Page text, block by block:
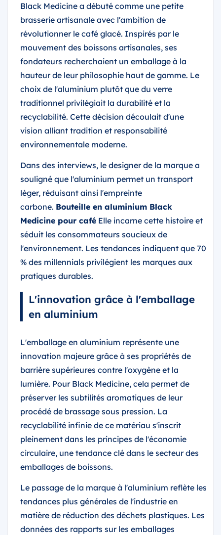
Black Medicine a débuté comme une petite
brasserie artisanale avec l'ambition de
révolutionner le café glacé. Inspirés par le
mouvement des boissons artisanales, ses
fondateurs recherchaient un emballage à la
hauteur de leur philosophie haut de gamme. Le
choix de l'aluminium plutôt que du verre
traditionnel privilégiait la durabilité et la
recyclabilité. Cette décision découlait d'une
vision alliant tradition et responsabilité
environnementale moderne.
Dans des interviews, le designer de la marque a
souligné que l'aluminium permet un transport
léger, réduisant ainsi l'empreinte
carbone. Bouteille en aluminium Black
Medicine pour café Elle incarne cette histoire et
séduit les consommateurs soucieux de
l'environnement. Les tendances indiquent que 70
% des millennials privilégient les marques aux
pratiques durables.
L'innovation grâce à l'emballage
en aluminium
L'emballage en aluminium représente une
innovation majeure grâce à ses propriétés de
barrière supérieures contre l'oxygène et la
lumière. Pour Black Medicine, cela permet de
préserver les subtilités aromatiques de leur
procédé de brassage sous pression. La
recyclabilité infinie de ce matériau s'inscrit
pleinement dans les principes de l'économie
circulaire, une tendance clé dans le secteur des
emballages de boissons.
Le passage de la marque à l'aluminium reflète les
tendances plus générales de l'industrie en
matière de réduction des déchets plastiques. Les
données des rapports sur les emballages